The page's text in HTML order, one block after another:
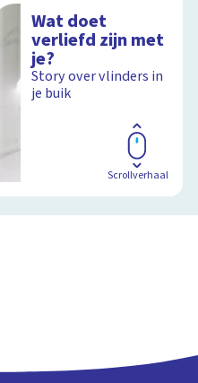
Wat doet
verliefd zijn met
je?
Story over vlinders in
je buik
Scrollverhaal